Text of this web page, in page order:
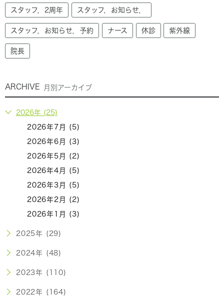
スタッフ，2周年 スタッフ，お知らせ，
スタッフ，お知らせ，予約 ナース 休診 紫外線
院長
ARCHIVE 月別アーカイブ
2026年 (25)
2026年7月 (5)
2026年6月 (3)
2026年5月 (2)
2026年4月 (5)
2026年3月 (5)
2026年2月 (2)
2026年1月 (3)
2025年 (29)
2024年 (48)
2023年 (110)
2022年 (164)